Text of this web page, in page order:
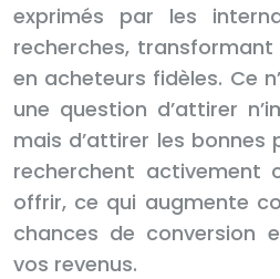
exprimés par les
recherches,
en acheteurs fidèles. Ce
une question d’attirer
mais d’attirer les bonnes
recherchent activement
offrir, ce qui augmente
chances de conversion
vos revenus.